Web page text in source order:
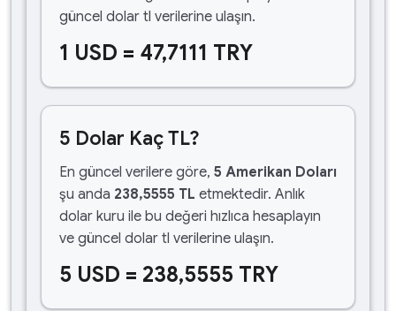
güncel dolar tl verilerine ulaşın.
1 USD = 47,7111 TRY
5 Dolar Kaç TL?
En güncel verilere göre, 5 Amerikan Doları
şu anda 238,5555 TL etmektedir. Anlık
dolar kuru ile bu değeri hızlıca hesaplayın
ve güncel dolar tl verilerine ulaşın.
5 USD = 238,5555 TRY